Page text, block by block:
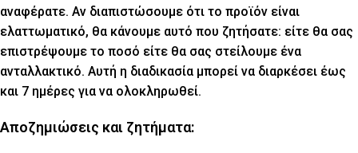
αναφέρατε. Αν διαπιστώσουμε ότι το προϊόν είναι
ελαττωματικό, θα κάνουμε αυτό που ζητήσατε: είτε θα σας
επιστρέψουμε το ποσό είτε θα σας στείλουμε ένα
ανταλλακτικό. Αυτή η διαδικασία μπορεί να διαρκέσει έως
και 7 ημέρες για να ολοκληρωθεί.
Αποζημιώσεις και ζητήματα: